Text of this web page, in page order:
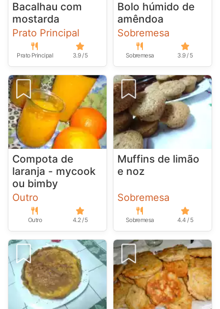
Bacalhau com
mostarda
Prato Principal
Prato Principal 3.9 / 5
Bolo húmido de
amêndoa
Sobremesa
Sobremesa 3.9 / 5
Compota de
laranja - mycook
ou bimby
Outro
Outro 4.2 / 5
Muffins de limão
e noz
Sobremesa
Sobremesa 4.4 / 5